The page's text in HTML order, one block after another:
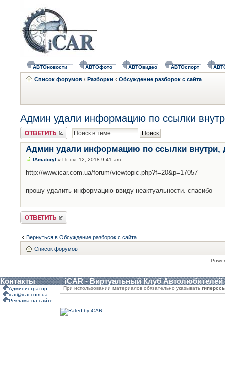
АВТОновости АВТОфото АВТОвидео АВТОспорт
Список форумов ‹ Разборки ‹ Обсуждение разборок с сайта
Админ удали информацию по ссылки
Ответить
Админ удали информацию по ссылки внутри,
lAmatoryl » Пт окт 12, 2018 9:41 am
http://www.icar.com.ua/forum/viewtopic.php?f=20&p=17057
прошу удалить информацию ввиду неактуальности. спасибо
Ответить
Вернуться в Обсуждение разборок с сайта
Список форумов
Контакты iCAR - Виртуальный Клуб Автолюбителей
Администратор
icar@icar.com.ua
Реклама на сайте
При использовании материалов обязательно указывать